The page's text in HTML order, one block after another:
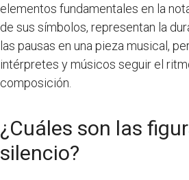
elementos fundamentales en la
de sus símbolos, representan la
las pausas en una pieza musical,
intérpretes y músicos seguir el
composición.
¿Cuáles son las
silencio?